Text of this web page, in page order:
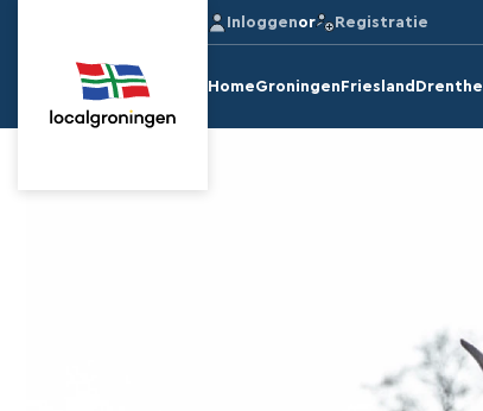
Inloggenor Registratie
HomeGroningen Friesland Drenthe